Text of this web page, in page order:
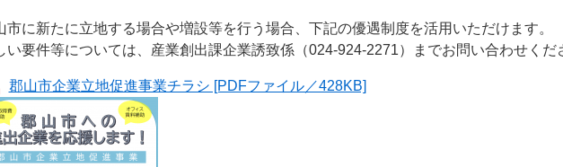
市に新たに立地する場合や増設等を行う場合、下記の優遇制度を活用いただけます。
い要件等については、産業創出課企業誘致係（024-924-2271）までお問い合わせくだ
郡山市企業立地促進事業チラシ [PDFファイル／428KB]